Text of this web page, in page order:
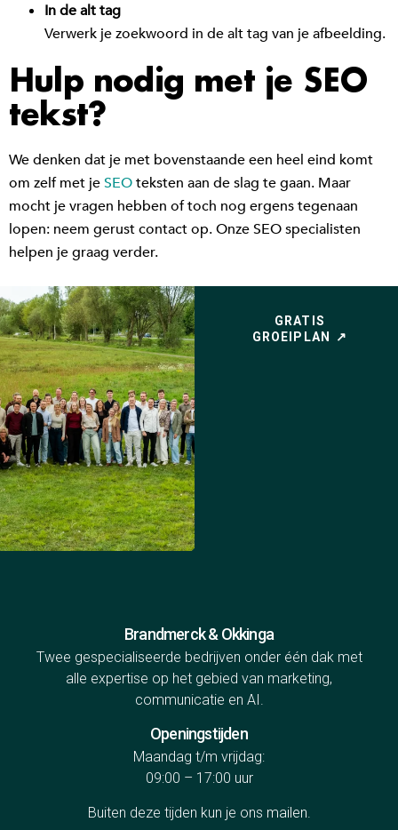
In de alt tag
Verwerk je zoekwoord in de alt tag van je afbeelding.
Hulp nodig met je SEO
tekst?
We denken dat je met bovenstaande een heel eind komt
om zelf met jeSEOteksten aan de slag te gaan. Maar
mocht je vragen hebben of toch nog ergens tegenaan
lopen: neem gerust contact op. Onze SEO specialisten
helpen je graag verder.
GRATIS
GROEIPLAN
Brandmerck & Okkinga
Twee gespecialiseerde bedrijven onder één dak met
alle expertise op het gebied van marketing,
communicatie en AI.
Openingstijden
Maandag t/m vrijdag:
09:00 – 17:00 uur
Buiten deze tijden kun je ons mailen